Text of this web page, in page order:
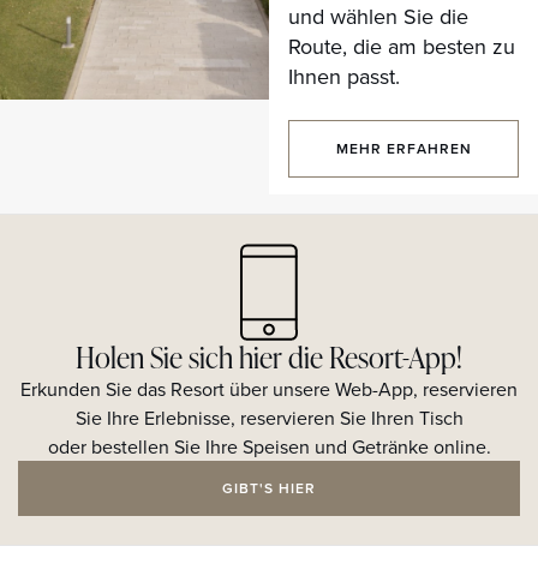
und wählen Sie die
Route, die am besten zu
Ihnen passt.
MEHR ERFAHREN
Holen Sie sich hier die Resort-App!
Erkunden Sie das Resort über unsere Web-App, reservieren
Sie Ihre Erlebnisse, reservieren Sie Ihren Tisch
oder bestellen Sie Ihre Speisen und Getränke online.
GIBT'S HIER